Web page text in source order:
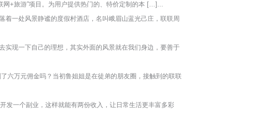
网+旅游”项目。为用户提供热门的、特价定制的本 […]...
着一处风景静谧的度假村酒店，名叫峨眉山蓝光己庄，联联周
实现一下自己的理想，其实外面的风景就在我们身边，要善于
六万元佣金吗？当初鲁姐姐是在徒弟的朋友圈，接触到的联联
发一个副业，这样就能有两份收入，让日常生活更丰富多彩